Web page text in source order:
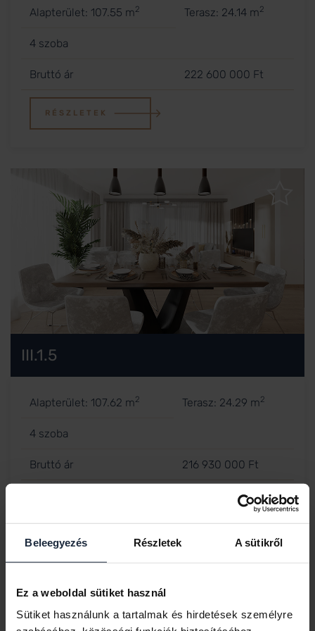
Beleegyezés Részletek A sütikről
Ez a weboldal sütiket használ
Sütiket használunk a tartalmak és hirdetések személyre
Alapterület: 107.55 m2 Terasz: 24.14 m2
4 szoba
Bruttó ár 222 600 000 Ft
RÉSZLETEK
III.1.5
Alapterület: 107.62 m2 Terasz: 24.29 m2
4 szoba
Bruttó ár 216 930 000 Ft